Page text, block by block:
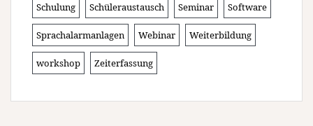
Schulung Schüleraustausch Seminar Software
Sprachalarmanlagen Webinar Weiterbildung
workshop Zeiterfassung